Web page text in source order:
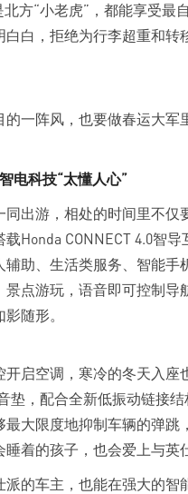
北方“小老虎”，都能享受
白白，拒绝为行李超重和
的一阵风，也要做春运大
电科技“太懂人心”
同出游，相处的时间里不
Honda CONNECT 4.0智
辅助、生活类服务、智能
景点游玩，语音即可控制
随形。
开启空调，寒冷的冬天入
垫，配合全新低振动链接
最大限度地抑制车辆的弹
着的孩子，也会爱上与英
派的车主，也能在强大的